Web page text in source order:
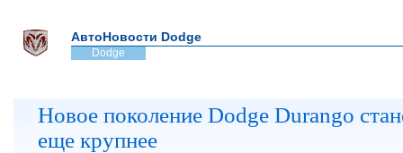
АвтоНовости Dodge
Dodge
Новое поколение Dodge Durango
еще крупнее